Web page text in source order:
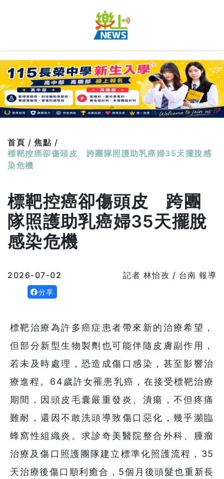
首頁 / 焦點 /
標靶控癌卻傷頭皮 跨團隊照護助乳癌婦35天擺脫感
染危機
標靶控癌卻傷頭皮 跨團
隊照護助乳癌婦35天擺脫
感染危機
2026-07-02 記者 林怡孜 / 台南 報導
分享
標靶治療為許多癌症患者帶來新的治療希望，
但部分新型生物製劑也可能伴隨皮膚副作用，
若未及時處理，恐造成傷口感染，甚至影響治
療進程。64歲許女罹患乳癌，在接受標靶治療
期間，因頭皮毛囊嚴重發炎、潰瘍，不但疼痛
難耐，還因不敢洗頭導致傷口惡化，幾乎瀕臨
蜂窩性組織炎。求診奇美醫院整合外科、腫瘤
治療及傷口照護團隊建立標準化照護流程，35
天治療後傷口順利癒合，5個月後頭髮也重新長